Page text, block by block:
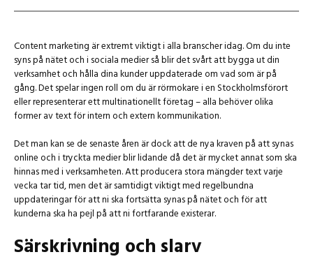
Content marketing är extremt viktigt i alla branscher idag. Om du inte
syns på nätet och i sociala medier så blir det svårt att bygga ut din
verksamhet och hålla dina kunder uppdaterade om vad som är på
gång. Det spelar ingen roll om du är rörmokare i en Stockholmsförort
eller representerar ett multinationellt företag – alla behöver olika
former av text för intern och extern kommunikation.
Det man kan se de senaste åren är dock att de nya kraven på att synas
online och i tryckta medier blir lidande då det är mycket annat som ska
hinnas med i verksamheten. Att producera stora mängder text varje
vecka tar tid, men det är samtidigt viktigt med regelbundna
uppdateringar för att ni ska fortsätta synas på nätet och för att
kunderna ska ha pejl på att ni fortfarande existerar.
Särskrivning och slarv